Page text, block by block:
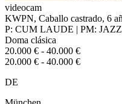
videocam
KWPN, Caballo castrado, 6
P: CUM LAUDE | PM: JAZZ
Doma clásica
20.000 € - 40.000 €
20.000 € - 40.000 €
DE